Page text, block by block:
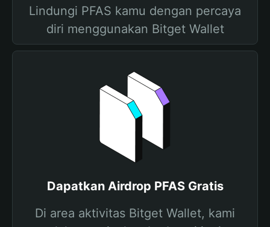
Lindungi PFAS kamu dengan percaya
diri menggunakan Bitget Wallet
Dapatkan Airdrop PFAS Gratis
Di area aktivitas Bitget Wallet, kami